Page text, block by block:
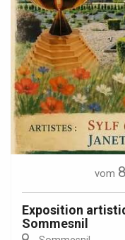
vom
Exposition
Sommesnil